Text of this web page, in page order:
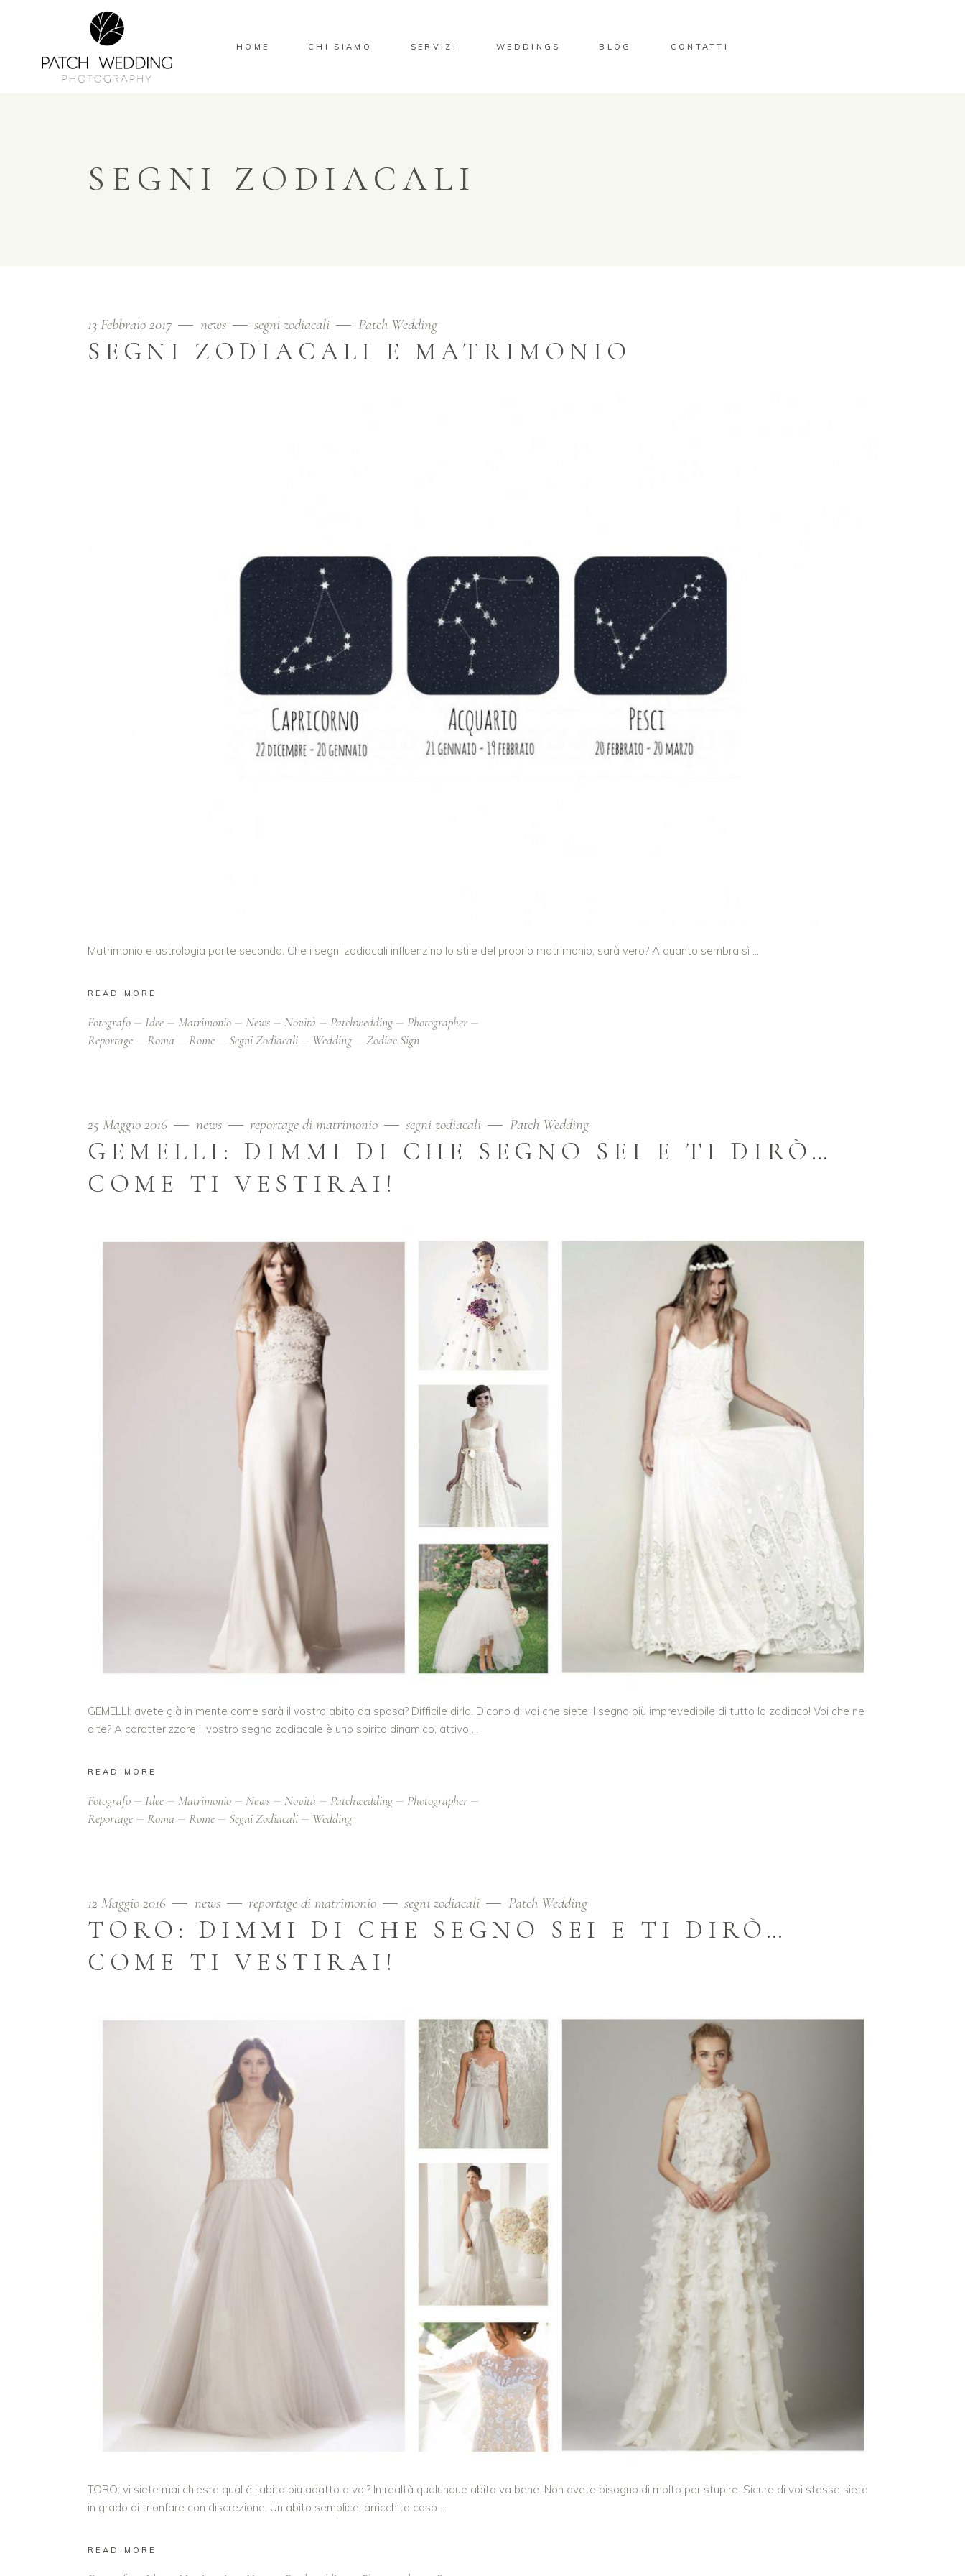
HOME CHI SIAMO SERVIZI WEDDINGS BLOG CONTATTI
SEGNI ZODIACALI
13 Febbraio 2017 news segni zodiacali Patch Wedding
SEGNI ZODIACALI E MATRIMONIO
Matrimonio e astrologia parte seconda. Che i segni zodiacali influenzino lo stile del proprio matrimonio, sarà vero? A quanto sembra sì
READ MORE
Fotografo Idee Matrimonio News Novità Patchwedding
Photographer
Reportage
Roma Rome Segni Zodiacali Wedding Zodiac Sign
25 Maggio 2016 news reportage di matrimonio segni zodiacali Patch Wedding
GEMELLI: DIMMI DI CHE SEGNO SEI E TI DIRÒ…
COME TI VESTIRAI!
GEMELLI: avete già in mente come sarà il vostro abito da sposa? Difficile dirlo. Dicono di voi che siete il segno più imprevedibile di tutto lo zodiaco! Voi che ne
dite? A caratterizzare il vostro segno zodiacale è uno spirito dinamico, attivo
READ MORE
Fotografo Idee Matrimonio News Novità Patchwedding
Photographer
Reportage
Roma Rome Segni Zodiacali Wedding
12 Maggio 2016 news reportage di matrimonio segni zodiacali Patch Wedding
TORO: DIMMI DI CHE SEGNO SEI E TI DIRÒ…
COME TI VESTIRAI!
TORO: vi siete mai chieste qual è l'abito più adatto a voi? In realtà qualunque abito va bene. Non avete bisogno di molto per stupire. Sicure di voi stesse siete
in grado di trionfare con discrezione. Un abito semplice, arricchito caso
READ MORE